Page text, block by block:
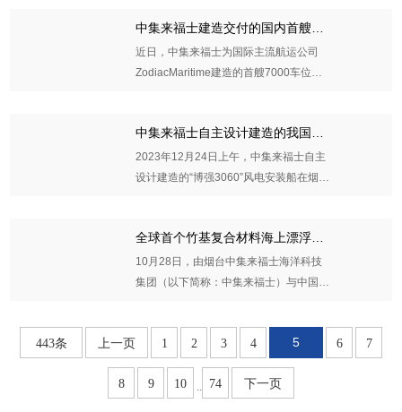
成的FPSO修改造项目。
2024-01-25
中集来福士建造交付的国内首艘用
于国产汽车出口的汽车运输船离港
近日，中集来福士为国际主流航运公司
ZodiacMaritime建造的首艘7000车位汽
2024-01-10
中集来福士自主设计建造的我国最
新一代风电安装船“博强3060”交付
2023年12月24日上午，中集来福士自主
设计建造的“博强3060”风电安装船在烟台
建设注入创新动力。
2023-12-24
全球首个竹基复合材料海上漂浮式
光伏完成交付 助力海上漂浮式光伏
平价开发
10月28日，由烟台中集来福士海洋科技
集团（以下简称：中集来福士）与中国林
绿碳）联合研发建造的竹基复合材2023-11-01
443条 上一页 1 2 3 4 5 6 7
8 9 10 74 下一页